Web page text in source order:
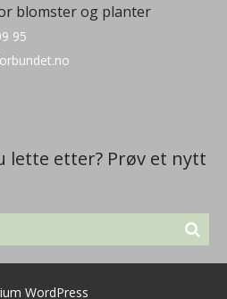
blomster og planter
95
lette etter? Prøv et nytt
WordPress